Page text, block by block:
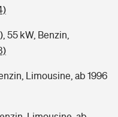
55 kW, Benzin,
Limousine, ab 1996